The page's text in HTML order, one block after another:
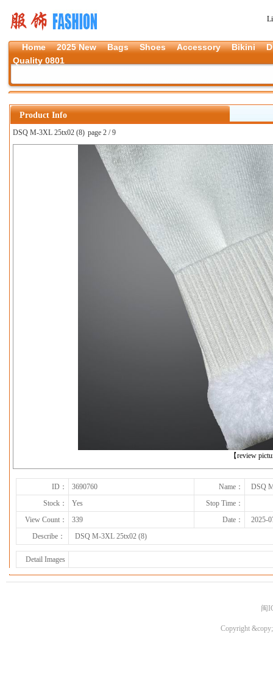
Home 2025 New Bags Shoes Accessory Bikini
Quality 0801
Product Info
DSQ M-3XL 25tx02 (8) page 2 / 9
【review
上一张
下一张
ID： 3690760 Name：
DSQ
Stock：
Yes
Stop Time：
View Count：
339 Date：
2025-
Describe：
DSQ M-3XL 25tx02 (8)
Detail Images
闽
Copyright